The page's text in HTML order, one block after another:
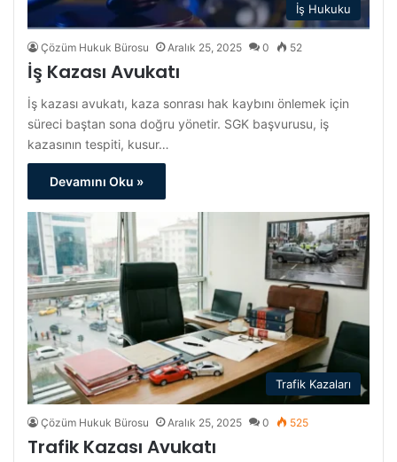
İş Hukuku
Çözüm Hukuk Bürosu Aralık 25, 2025 0 52
İş Kazası Avukatı
İş kazası avukatı, kaza sonrası hak kaybını önlemek için
süreci baştan sona doğru yönetir. SGK başvurusu, iş
kazasının tespiti, kusur…
Devamını Oku »
Trafik Kazaları
Çözüm Hukuk Bürosu Aralık 25, 2025 0 525
Trafik Kazası Avukatı